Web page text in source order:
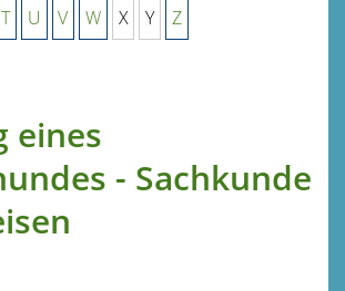
T U V W X Y Z
eines
- Sachkunde